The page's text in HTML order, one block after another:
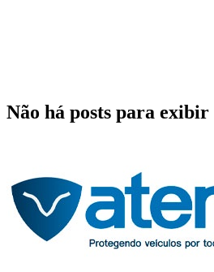
Não há posts para exibir